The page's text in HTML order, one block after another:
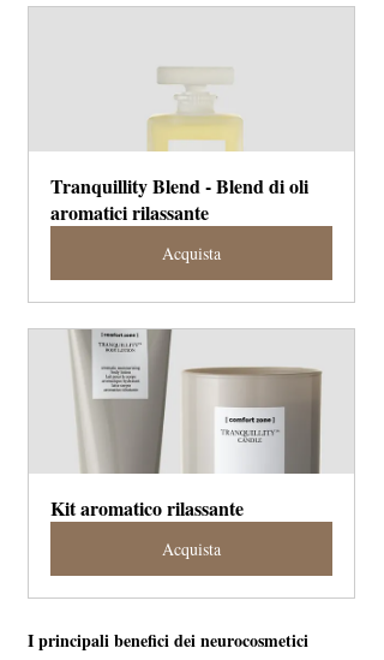
Tranquillity Blend - Blend di oli
aromatici rilassante
Acquista
Kit aromatico rilassante
Acquista
I principali benefici dei neurocosmetici